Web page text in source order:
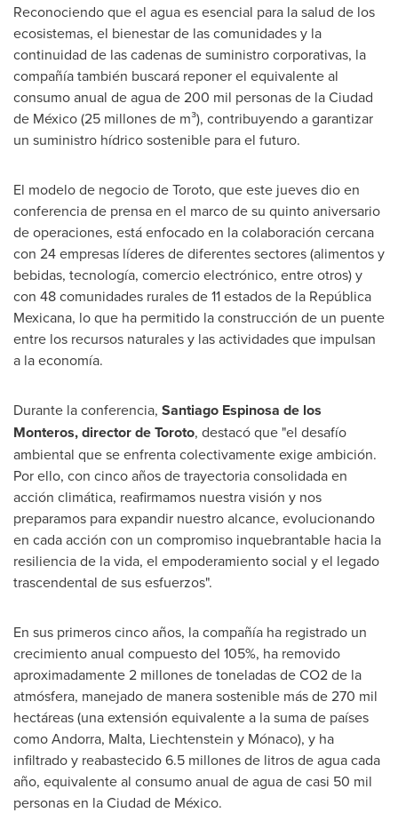
Reconociendo que el agua es esencial para la salud de los
ecosistemas, el bienestar de las comunidades y la
continuidad de las cadenas de suministro corporativas, la
compañía también buscará reponer el equivalente al
consumo anual de agua de 200 mil personas de la Ciudad
de México (25 millones de m³), contribuyendo a garantizar
un suministro hídrico sostenible para el futuro.
El modelo de negocio de Toroto, que este jueves dio en
conferencia de prensa en el marco de su quinto aniversario
de operaciones, está enfocado en la colaboración cercana
con 24 empresas líderes de diferentes sectores (alimentos y
bebidas, tecnología, comercio electrónico, entre otros) y
con 48 comunidades rurales de 11 estados de la República
Mexicana, lo que ha permitido la construcción de un puente
entre los recursos naturales y las actividades que impulsan
a la economía.
Durante laconferencia, Santiago Espinosa de los
Monteros, director de Toroto, destacó que "el desafío
ambiental que se enfrenta colectivamente exige ambición.
Por ello, con cinco años de trayectoria consolidada en
acción climática, reafirmamos nuestra visión y nos
preparamos para expandir nuestro alcance, evolucionando
en cada acción con un compromiso inquebrantable hacia la
resiliencia de la vida, el empoderamiento social y el legado
trascendental de sus esfuerzos".
En sus primeros cinco años, la compañía ha registrado un
crecimiento anual compuesto del 105%, ha removido
aproximadamente 2 millones de toneladas de CO2 de la
atmósfera, manejado de manera sostenible más de 270 mil
hectáreas (una extensión equivalente a la suma de países
comoAndorra, Malta, Liechtenstein y Mónaco), y ha
infiltrado y reabastecido 6.5 millones de litros de agua cada
año, equivalente al consumo anual de agua de casi 50 mil
personas en la Ciudad de México.